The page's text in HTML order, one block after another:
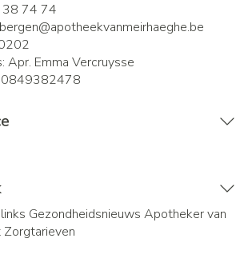
74 74
apotheekvanmeirhaeghe.be
Apr. Emma Vercruysse
Gezondheidsnieuws Apotheker van
Zorgtarieven